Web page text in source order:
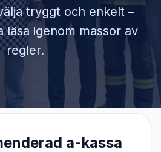
tryggt och enkelt –
läsa igenom massor av
regler.
a-kassa